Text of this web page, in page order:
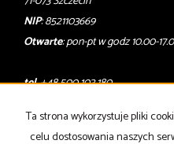
NIP: 8521103669
Otwarte: pon-pt w godz 10.00-
tel. +48 500 103 180
Mieszkaniana wynajem
Ta strona wykorzystuje pliki
celu dostosowania naszych